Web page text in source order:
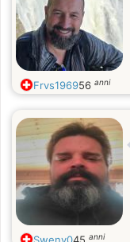
Frvs196956 anni
anni